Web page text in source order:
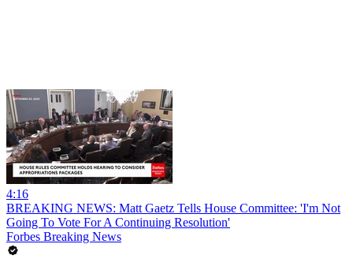
4:16
BREAKING NEWS: Matt Gaetz Tells House Committee: 'I'm Not
Going To Vote For A Continuing Resolution'
Forbes Breaking News